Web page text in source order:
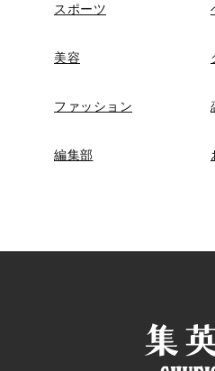
スポーツ
美容
ファッション
編集部